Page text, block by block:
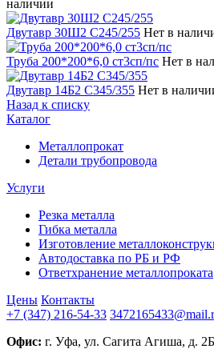
наличии
Двутавр 30Ш2 С245/255 Нет в
Труба 200*200*6,0 ст3сп/пс Нет в
Двутавр 14Б2 С345/355 Нет в
Назад к списку
Каталог
Металлопрокат
Детали трубопровода
Услуги
Резка металла
Гибка металла
Изготовление
Автодоставка по РБ и РФ
Ответхранение металлопроката
Цены Контакты
+7 (347) 216-54-33
Офис: г. Уфа, ул. Сагита Агиша, д.